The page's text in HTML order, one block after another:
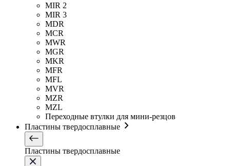
MIR 2
MIR 3
MDR
MCR
MWR
MGR
MKR
MFR
MFL
MVR
MZR
MZL
Переходные втулки для мини-резцов
Пластины твердосплавные
Пластины твердосплавные